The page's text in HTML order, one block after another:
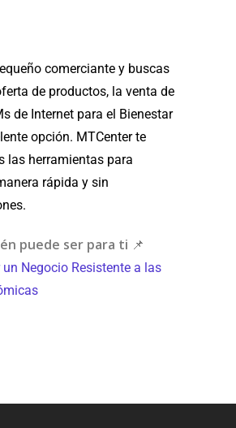
comerciante y buscas
de productos, la venta de
de Internet para el Bienestar
opción. MTCenter te
las herramientas para
rápida y sin
puede ser para ti 📌
un Negocio Resistente a las